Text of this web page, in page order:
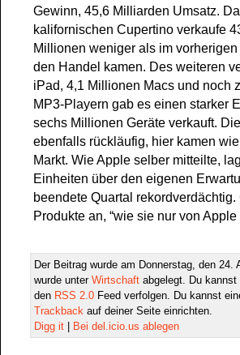
Gewinn, 45,6 Milliarden Umsatz.
kalifornischen Cupertino verkaufe
Millionen weniger als im
den Handel kamen. Des weiteren
iPad, 4,1 Millionen Macs und noch
MP3-Playern gab es einen starker
sechs Millionen Geräte verkauft.
ebenfalls rückläufig, hier kamen
Markt. Wie Apple selber mitteilte,
Einheiten über den eigenen
beendete Quartal
Produkte an, “wie sie nur von
Der Beitrag wurde am Donnerstag, den
wurde unter Wirtschaft abgelegt. Du
den RSS 2.0 Feed verfolgen. Du kannst
Trackback auf deiner Seite einrichten.
Digg it
Bei del.icio.us ablegen